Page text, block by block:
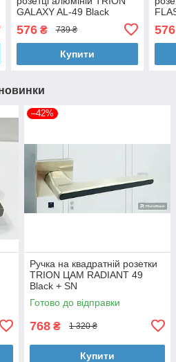
GALAXY AL-49 Black
576₴ 739 ₴
Купити
576
–42%
Ручка на квадратній розетки
TRION ЦАМ RADIANT 49
Black + SN
Готово до відправки
768 ₴ 1 320 ₴
Купити